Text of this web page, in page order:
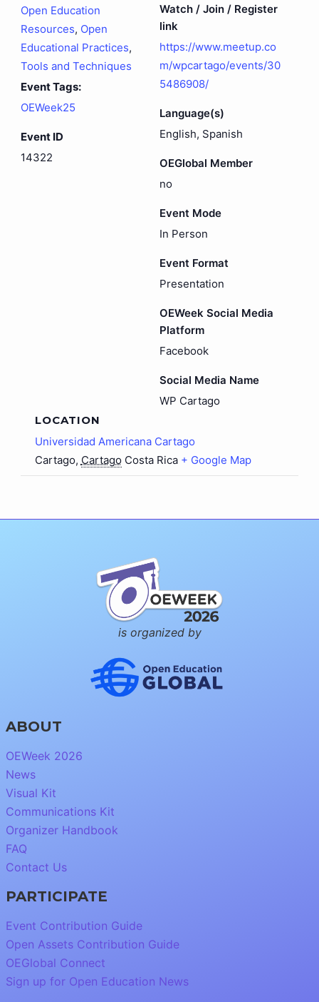
LOCATION
Universidad Americana Cartago
Cartago, Cartago Costa Rica + Google Map
Open Education
Resources, Open
Educational Practices,
Tools and Techniques
Event Tags:
OEWeek25
Event ID
14322
Watch / Join / Register
link
https://www.meetup.co
m/wpcartago/events/30
5486908/
Language(s)
English, Spanish
OEGlobal Member
no
Event Mode
In Person
Event Format
Presentation
OEWeek Social Media
Platform
Facebook
Social Media Name
WP Cartago
is organized by
ABOUT
OEWeek 2026
News
Visual Kit
Communications Kit
Organizer Handbook
FAQ
Contact Us
PARTICIPATE
Event Contribution Guide
Open Assets Contribution Guide
OEGlobal Connect
Sign up for Open Education News